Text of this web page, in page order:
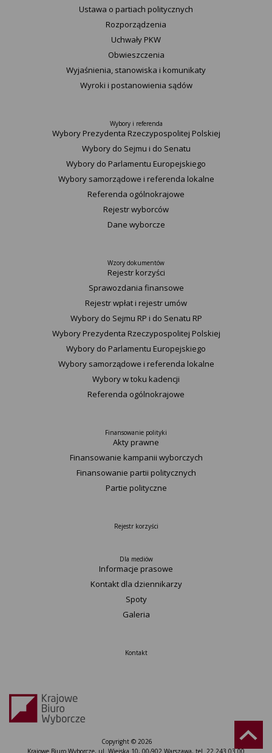
Ustawa o partiach politycznych
Rozporządzenia
Uchwały PKW
Obwieszczenia
Wyjaśnienia, stanowiska i komunikaty
Wyroki i postanowienia sądów
Wybory i referenda
Wybory Prezydenta Rzeczypospolitej Polskiej
Wybory do Sejmu i do Senatu
Wybory do Parlamentu Europejskiego
Wybory samorządowe i referenda lokalne
Referenda ogólnokrajowe
Rejestr wyborców
Dane wyborcze
Wzory dokumentów
Rejestr korzyści
Sprawozdania finansowe
Rejestr wpłat i rejestr umów
Wybory do Sejmu RP i do Senatu RP
Wybory Prezydenta Rzeczypospolitej Polskiej
Wybory do Parlamentu Europejskiego
Wybory samorządowe i referenda lokalne
Wybory w toku kadencji
Referenda ogólnokrajowe
Finansowanie polityki
Akty prawne
Finansowanie kampanii wyborczych
Finansowanie partii politycznych
Partie polityczne
Rejestr korzyści
Dla mediów
Informacje prasowe
Kontakt dla dziennikarzy
Spoty
Galeria
Kontakt
Copyright © 2026
Krajowe Biuro Wyborcze, ul. Wiejska 10, 00-902 Warszawa, tel. 22 243 03 00